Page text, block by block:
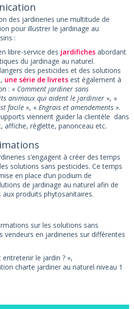
des jardineries une multitude de
pour illustrer le jardinage au
:
libre-service des jardifiches abordant
du jardinage au naturel.
des pesticides et des solutions
une série de livrets est également à
: « Comment jardiner sans
animaux qui aident le jardinier », «
facile », « Engrais et amendements ».
viennent guider la clientèle dans
affiche, réglette, panonceau etc.
s’engagent à créer des temps
solutions sans pesticides. Ce temps
en place d’un podium de
de jardinage au naturel afin de
produits phytosanitaires.
sur les solutions sans
vendeurs en jardineries sur différentes
le jardin ? »,
charte jardiner au naturel niveau 1